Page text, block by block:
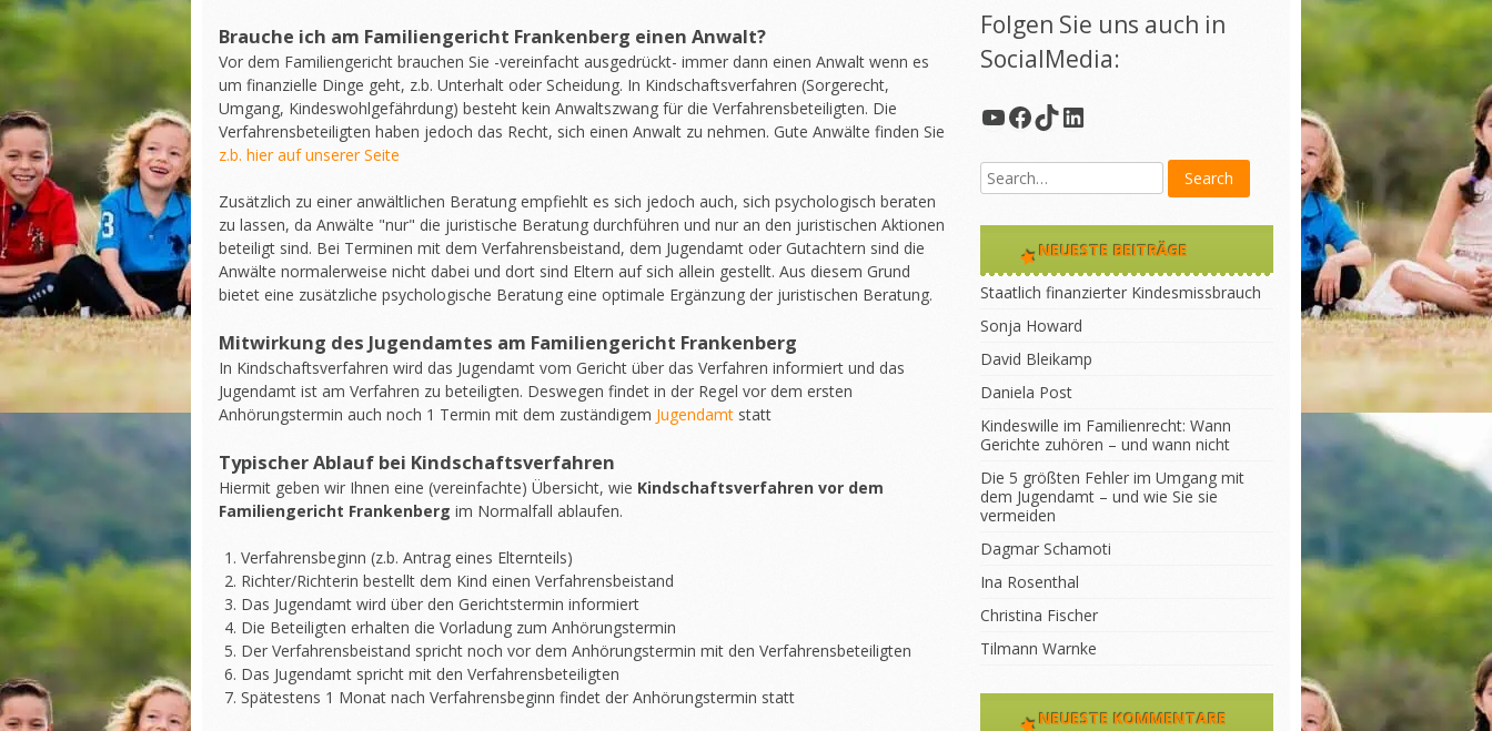
Brauche ich am Familiengericht Frankenberg einen Anwalt?
Vor dem Familiengericht brauchen Sie -vereinfacht ausgedrückt- immer dann einen Anwalt wenn es
um finanzielle Dinge geht, z.b. Unterhalt oder Scheidung. In Kindschaftsverfahren (Sorgerecht,
Umgang, Kindeswohlgefährdung) besteht kein Anwaltszwang für die Verfahrensbeteiligten. Die
Verfahrensbeteiligten haben jedoch das Recht, sich einen Anwalt zu nehmen. Gute Anwälte finden Sie
z.b. hier auf unserer Seite
Zusätzlich zu einer anwältlichen Beratung empfiehlt es sich jedoch auch, sich psychologisch beraten
zu lassen, da Anwälte "nur" die juristische Beratung durchführen und nur an den juristischen Aktionen
beteiligt sind. Bei Terminen mit dem Verfahrensbeistand, dem Jugendamt oder Gutachtern sind die
Anwälte normalerweise nicht dabei und dort sind Eltern auf sich allein gestellt. Aus diesem Grund
bietet eine zusätzliche psychologische Beratung eine optimale Ergänzung der juristischen Beratung.
Mitwirkung des Jugendamtes am Familiengericht Frankenberg
In Kindschaftsverfahren wird das Jugendamt vom Gericht über das Verfahren informiert und das
Jugendamt ist am Verfahren zu beteiligten. Deswegen findet in der Regel vor dem ersten
Anhörungstermin auch noch 1 Termin mit dem zuständigem Jugendamt statt
Typischer Ablauf bei Kindschaftsverfahren
Hiermit geben wir Ihnen eine (vereinfachte) Übersicht, wie Kindschaftsverfahren vor dem
Familiengericht Frankenberg im Normalfall ablaufen.
Verfahrensbeginn (z.b. Antrag eines Elternteils)
Richter/Richterin bestellt dem Kind einen Verfahrensbeistand
Das Jugendamt wird über den Gerichtstermin informiert
Die Beteiligten erhalten die Vorladung zum Anhörungstermin
Der Verfahrensbeistand spricht noch vor dem Anhörungstermin mit den Verfahrensbeteiligten
Das Jugendamt spricht mit den Verfahrensbeteiligten
Spätestens 1 Monat nach Verfahrensbeginn findet der Anhörungstermin statt
Folgen Sie uns auch in
SocialMedia:
YouTube
Facebook
TikTok
LinkedIn
NEUESTE BEITRÄGE
Staatlich finanzierter Kindesmissbrauch
Sonja Howard
David Bleikamp
Daniela Post
Kindeswille im Familienrecht: Wann
Gerichte zuhören – und wann nicht
Die 5 größten Fehler im Umgang mit
dem Jugendamt – und wie Sie sie
vermeiden
Dagmar Schamoti
Ina Rosenthal
Christina Fischer
Tilmann Warnke
NEUESTE KOMMENTARE